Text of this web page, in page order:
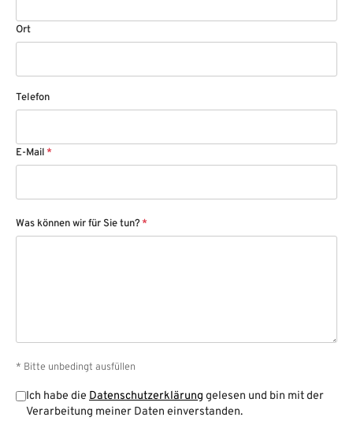
Ort
Telefon
E-Mail *
Was können wir für Sie tun? *
* Bitte unbedingt ausfüllen
Ich habe die Datenschutzerklärung gelesen und bin mit der
Verarbeitung meiner Daten einverstanden.